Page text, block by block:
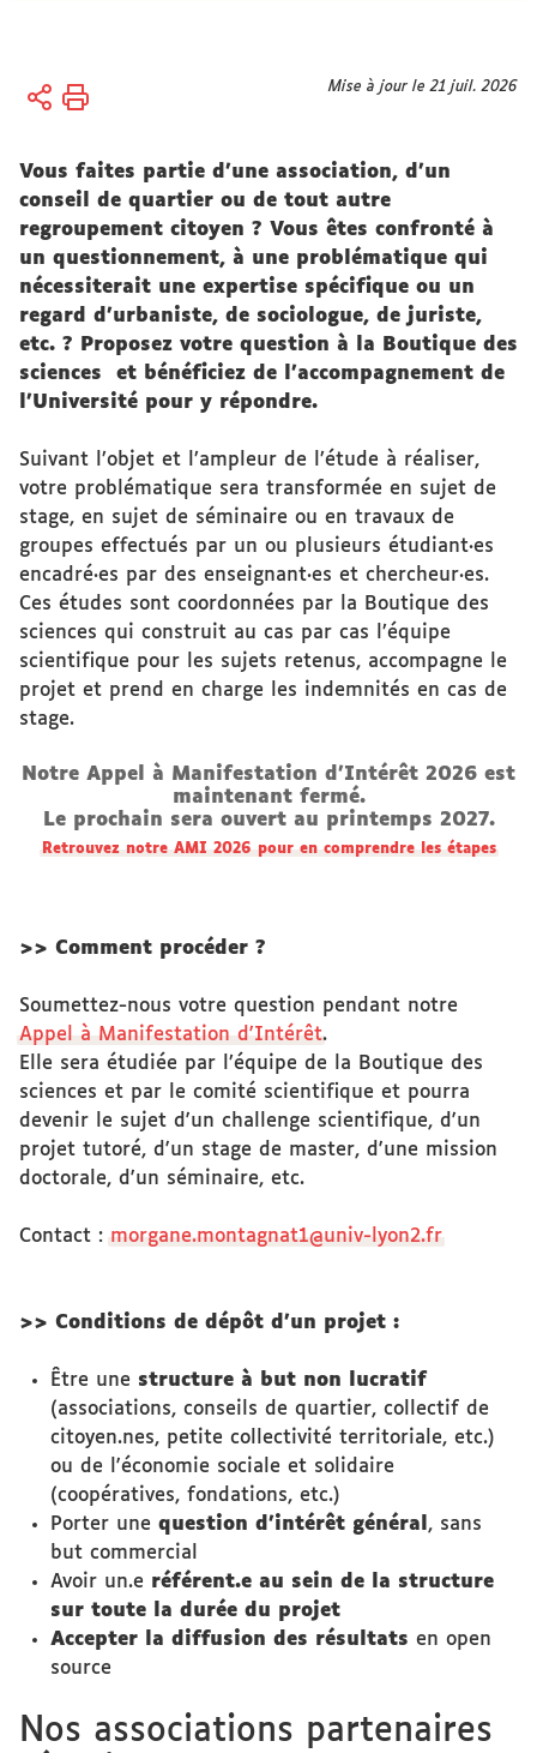
Vous
Accueil
et société
Savoirs
et
innovation
Boutique
des
Sciences
Mise à jour le 21 juil. 2026
Vous faites partie d’une association, d’un
conseil de quartier ou de tout autre
regroupement citoyen ? Vous êtes confronté à
un questionnement, à une problématique qui
nécessiterait une expertise spécifique ou un
regard d'urbaniste, de sociologue, de juriste,
etc. ? Proposez votre question à la Boutique des
sciences et bénéficiez de l’accompagnement de
l'Université pour y répondre.
Suivant l’objet et l’ampleur de l’étude à réaliser,
votre problématique sera transformée en sujet de
stage, en sujet de séminaire ou en travaux de
groupes effectués par un ou plusieurs étudiant·es
encadré·es par des enseignant·es et chercheur·es.
Ces études sont coordonnées par la Boutique des
sciences qui construit au cas par cas l’équipe
scientifique pour les sujets retenus, accompagne le
projet et prend en charge les indemnités en cas de
stage.
Notre Appel à Manifestation d'Intérêt 2026 est
maintenant fermé.
Le prochain sera ouvert au printemps 2027.
Retrouvez notre AMI 2026 pour en comprendre les étapes
>> Comment procéder ?
Soumettez-nous votre question pendant notre
Appel à Manifestation d'Intérêt.
Elle sera étudiée par l’équipe de la Boutique des
sciences et par le comité scientifique et pourra
devenir le sujet d'un challenge scientifique, d'un
projet tutoré, d'un stage de master, d'une mission
doctorale, d'un séminaire, etc.
Contact : morgane.montagnat1@univ-lyon2.fr
>> Conditions de dépôt d'un projet :
Être une structure à but non lucratif
(associations, conseils de quartier, collectif de
citoyen.nes, petite collectivité territoriale, etc.)
ou de l'économie sociale et solidaire
(coopératives, fondations, etc.)
Porter une question d’intérêt général , sans
but commercial
Avoir un.e référent.e au sein de la structure
sur toute la durée du projet
Accepter la diffusion des résultats en open
source
Nos associations partenaires